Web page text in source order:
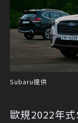
Subaru提供
歐規2022年